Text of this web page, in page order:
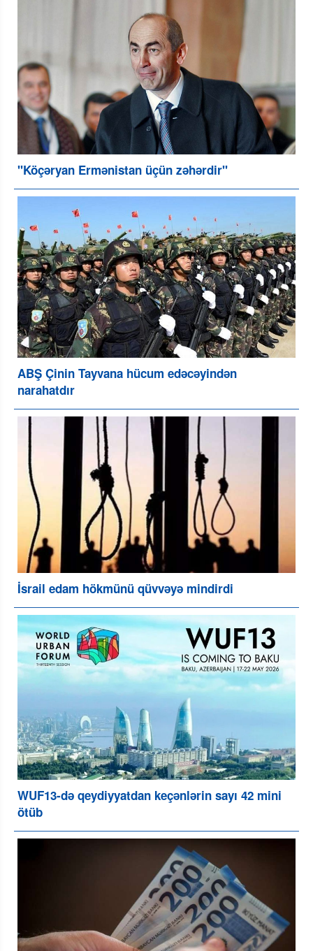
"Köçəryan Ermənistan üçün zəhərdir"
ABŞ Çinin Tayvana hücum edəcəyindən
narahatdır
İsrail edam hökmünü qüvvəyə mindirdi
WUF13-də qeydiyyatdan keçənlərin sayı 42 mini
ötüb